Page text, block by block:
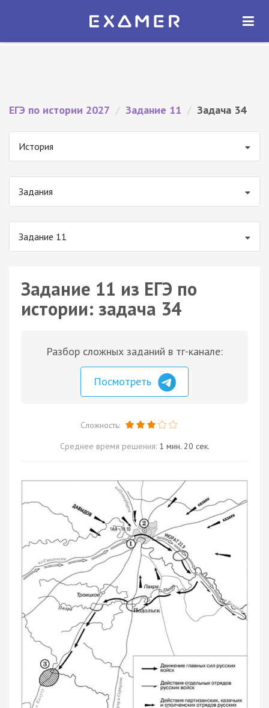
Экзамер — ЕГЭ 2027
ОТКРЫТЬ
ЕГЭ по истории 2027 / Задание 11 / Задача 34
История
Задания
Задание 11
Задание 11 из ЕГЭ по
истории: задача 34
Разбор сложных заданий в тг-канале:
Посмотреть
Сложность:
Среднее время решения: 1 мин. 20 сек.